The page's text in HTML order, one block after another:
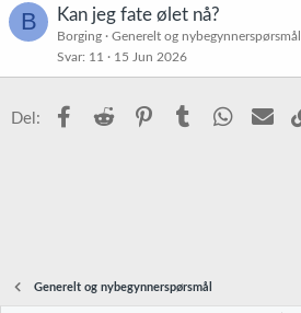
B Kan jeg fate ølet nå?
Borging
Generelt og nybegynnerspørsmål
Svar 11 15 Jun 2026
Del: Facebook
Reddit PinterestTumblr E-
Generelt og nybegynnerspørsmål